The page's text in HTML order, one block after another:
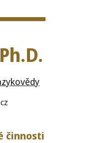
činnosti